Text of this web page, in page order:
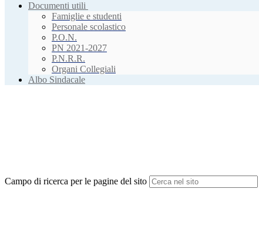
Documenti utili
Famiglie e studenti
Personale scolastico
P.O.N.
PN 2021-2027
P.N.R.R.
Organi Collegiali
Albo Sindacale
Campo di ricerca per le pagine del sito